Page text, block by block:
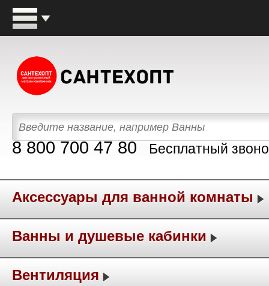
8 800 700 47 80 Бесплатный
Аксессуары для ванной комнаты
Ванны и душевые кабинки
Вентиляция